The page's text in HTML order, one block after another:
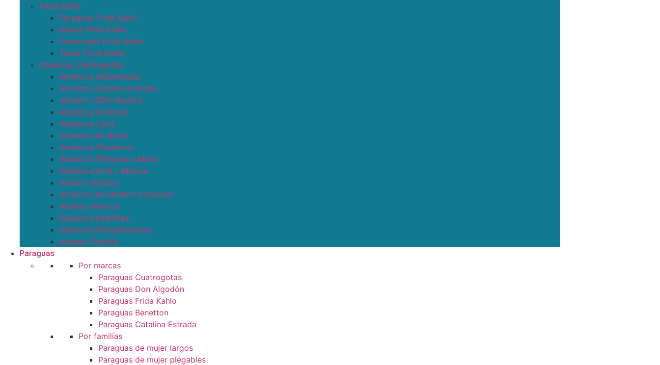
Frida Kahlo
Paraguas Frida Kahlo
Bolsas Frida Kahlo
Porta todo Frida Kahlo
Tazas Frida Kahlo
Abanicos Cuatrogotas
Abanicos Malamalaka
Abanicos Catalina Estrada
Abanico 100% Madera
Abanicos Acrílicos
Abanicos Lisos
Abanicos de Roble
Abanicos Tendencia
Abanicos Pintados a Mano
Abanicos Arte y Música
Abanico Bambú
Abanicos de Madera Artesanal
Abanico Pericon
Abanicos Infantiles
Abanicos Complementos
Abanico Puntilla
Paraguas
Por marcas
Paraguas Cuatrogotas
Paraguas Don Algodón
Paraguas Frida Kahlo
Paraguas Benetton
Paraguas Catalina Estrada
Por familias
Paraguas de mujer largos
Paraguas de mujer plegables